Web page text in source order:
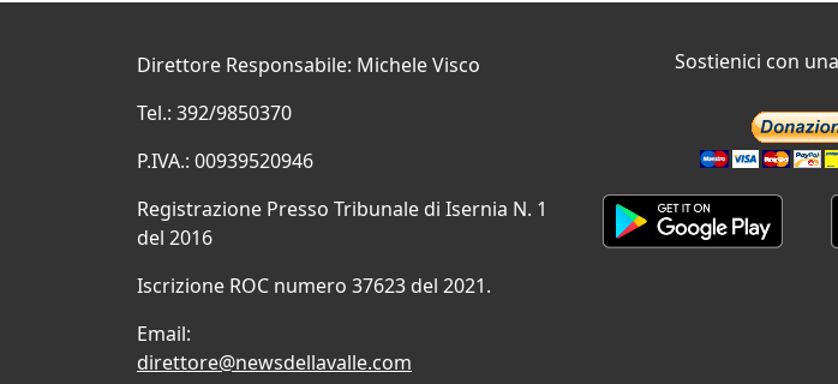
Direttore Responsabile: Michele Visco
Tel.: 392/9850370
P.IVA.: 00939520946
Registrazione Presso Tribunale di Isernia N. 1
del 2016
Iscrizione ROC numero 37623 del 2021.
Email:
direttore@newsdellavalle.com
Sostienici con